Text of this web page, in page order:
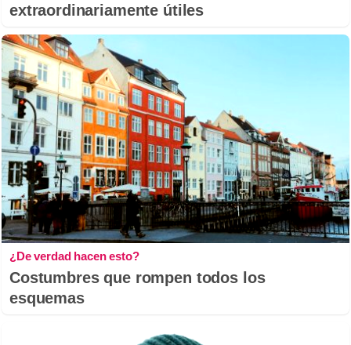
extraordinariamente útiles
¿De verdad hacen esto?
Costumbres que rompen todos los
esquemas